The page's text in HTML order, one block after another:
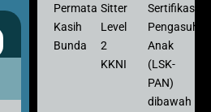
Permata
Kasih
Bunda
Sitter
Level
2
KKNI
Sertifikasi
Pengasuh
Anak
(LSK-
PAN)
dibawah